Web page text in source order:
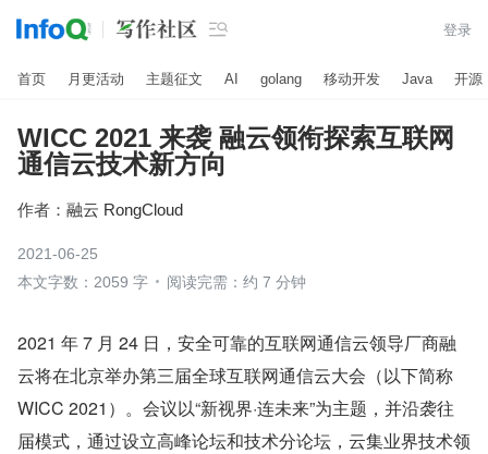
 登录
首页 月更活动 主题征文 AI golang 移动开发 Java 开源
WICC 2021 来袭 融云领衔探索互联网
通信云技术新方向
作者： 融云 RongCloud
2021-06-25
本文字数：2059 字
阅读完需：约 7 分钟
2021 年 7 月 24 日，安全可靠的互联网通信云领导厂商融
云将在北京举办第三届全球互联网通信云大会（以下简称
WICC 2021）。会议以“新视界·连未来”为主题，并沿袭往
届模式，通过设立高峰论坛和技术分论坛，云集业界技术领